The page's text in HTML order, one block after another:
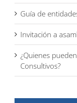
Guía de
Invitación a
¿Quienes
Consultivos?